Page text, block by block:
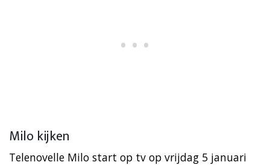
Milo kijken
Telenovelle Milo start op tv op vrijdag 5 januari